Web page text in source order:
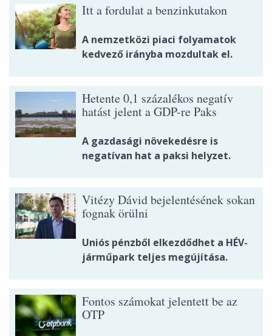
Itt a fordulat a benzinkutakon
A nemzetközi piaci folyamatok
kedvező irányba mozdultak el.
Hetente 0,1 százalékos negatív
hatást jelent a GDP-re Paks
A gazdasági növekedésre is
negatívan hat a paksi helyzet.
Vitézy Dávid bejelentésének sokan
fognak örülni
Uniós pénzből elkezdődhet a HÉV-
járműpark teljes megújítása.
Fontos számokat jelentett be az
OTP